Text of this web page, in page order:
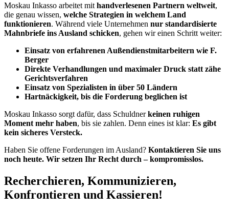
Moskau Inkasso arbeitet mit handverlesenen Partnern weltweit,
die genau wissen, welche Strategien in welchem Land
funktionieren. Während viele Unternehmen nur standardisierte
Mahnbriefe ins Ausland schicken, gehen wir einen Schritt weiter:
Einsatz von erfahrenen Außendienstmitarbeitern wie F.
Berger
Direkte Verhandlungen und maximaler Druck statt zähe
Gerichtsverfahren
Einsatz von Spezialisten in über 50 Ländern
Hartnäckigkeit, bis die Forderung beglichen ist
Moskau Inkasso sorgt dafür, dass Schuldnerkeinen ruhigen
Moment mehr haben, bis sie zahlen. Denn eines ist klar: Es gibt
kein sicheres Versteck.
Haben Sie offene Forderungen im Ausland? Kontaktieren Sie uns
noch heute. Wir setzen Ihr Recht durch – kompromisslos.
Recherchieren, Kommunizieren,
Konfrontieren und Kassieren!